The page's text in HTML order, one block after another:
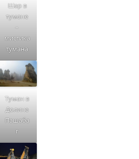
Шар в
тумане
–
мистика
тумана
Туман в
Долине
Пашаба
г